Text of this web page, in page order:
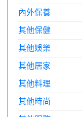
內外保養
其他保健
其他娛樂
其他居家
其他料理
其他時尚